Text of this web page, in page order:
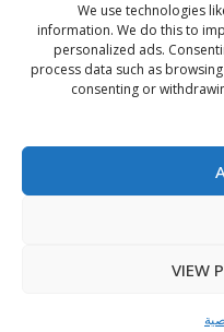
We use technologies
information. We do this to
personalized ads.
process data such as
consenting or
VIEW
دار رعاية المسنين
الارتباط
اتصل بنا
Copyright © All